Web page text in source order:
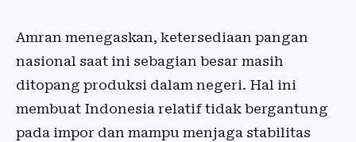
Amran menegaskan, ketersediaan pangan
nasional saat ini sebagian besar masih
ditopang produksi dalam negeri. Hal ini
membuat Indonesia relatif tidak bergantung
pada impor dan mampu menjaga stabilitas